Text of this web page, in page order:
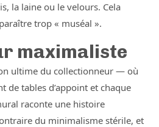
la laine ou le velours. Cela
trop « muséal ».
maximaliste
ultime du collectionneur — où
de tables d’appoint et chaque
raconte une histoire
du minimalisme stérile, et